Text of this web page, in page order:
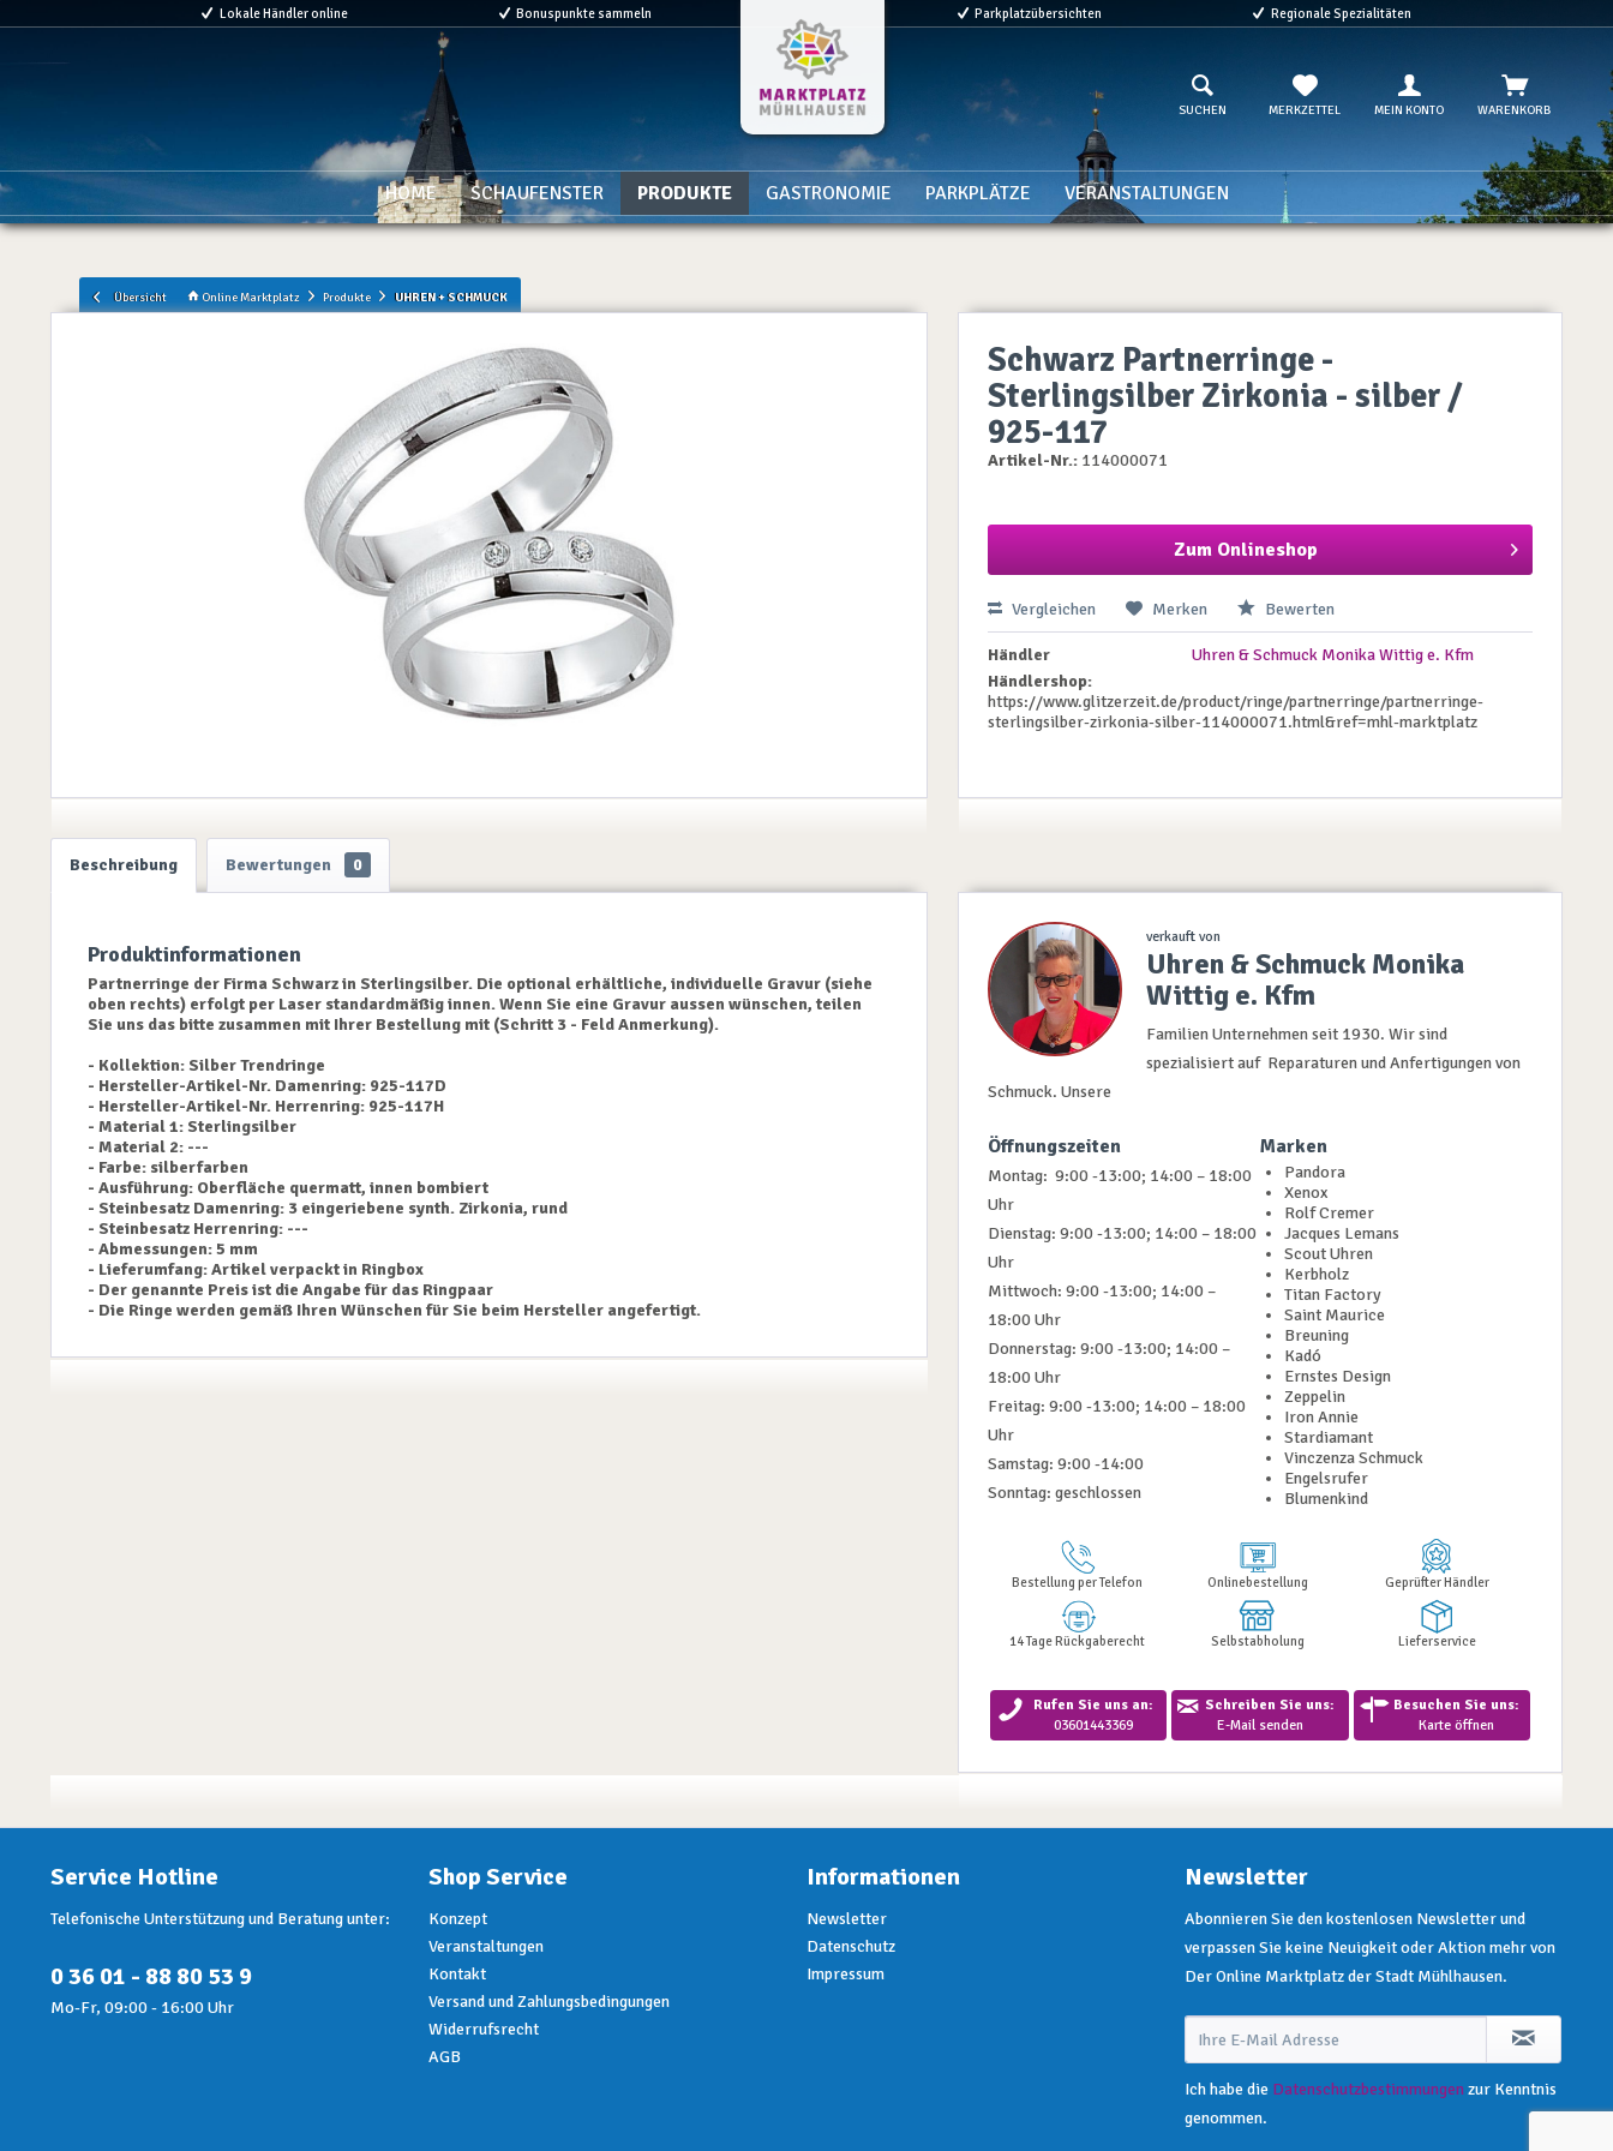
Lokale Händler online Bonuspunkte sammeln Parkplatzübersichten Regionale Spezialitäten
SUCHEN MERKZETTEL MEIN KONTO WARENKORB
HOME SCHAUFENSTER PRODUKTE GASTRONOMIE PARKPLÄTZE VERANSTALTUNGEN
Übersicht Online Marktplatz Produkte UHREN + SCHMUCK
Schwarz Partnerringe -
Sterlingsilber Zirkonia - silber /
925-117
Artikel-Nr.: 114000071
Zum Onlineshop
Vergleichen Merken Bewerten
Händler
Uhren & Schmuck Monika Wittig e. Kfm
Händlershop:
https://www.glitzerzeit.de/product/ringe/partnerringe/partnerringe-
sterlingsilber-zirkonia-silber-114000071.html&ref=mhl-marktplatz
Beschreibung Bewertungen 0
Produktinformationen
Partnerringe der Firma Schwarz in Sterlingsilber. Die optional erhältliche, individuelle Gravur (siehe
oben rechts) erfolgt per Laser standardmäßig innen. Wenn Sie eine Gravur aussen wünschen, teilen
Sie uns das bitte zusammen mit Ihrer Bestellung mit (Schritt 3 - Feld Anmerkung).
- Kollektion: Silber Trendringe
- Hersteller-Artikel-Nr. Damenring: 925-117D
- Hersteller-Artikel-Nr. Herrenring: 925-117H
- Material 1: Sterlingsilber
- Material 2: ---
- Farbe: silberfarben
- Ausführung: Oberfläche quermatt, innen bombiert
- Steinbesatz Damenring: 3 eingeriebene synth. Zirkonia, rund
- Steinbesatz Herrenring: ---
- Abmessungen: 5 mm
- Lieferumfang: Artikel verpackt in Ringbox
- Der genannte Preis ist die Angabe für das Ringpaar
- Die Ringe werden gemäß Ihren Wünschen für Sie beim Hersteller angefertigt.
verkauft von
Uhren & Schmuck Monika
Wittig e. Kfm
Familien Unternehmen seit 1930. Wir sind
spezialisiert auf Reparaturen und Anfertigungen von
Schmuck. Unsere
Öffnungszeiten
Montag: 9:00 -13:00; 14:00 – 18:00
Uhr
Dienstag: 9:00 -13:00; 14:00 – 18:00
Uhr
Mittwoch: 9:00 -13:00; 14:00 –
18:00 Uhr
Donnerstag: 9:00 -13:00; 14:00 –
18:00 Uhr
Freitag: 9:00 -13:00; 14:00 – 18:00
Uhr
Samstag: 9:00 -14:00
Sonntag: geschlossen
Marken
Pandora
Xenox
Rolf Cremer
Jacques Lemans
Scout Uhren
Kerbholz
Titan Factory
Saint Maurice
Breuning
Kadó
Ernstes Design
Zeppelin
Iron Annie
Stardiamant
Vinczenza Schmuck
Engelsrufer
Blumenkind
Bestellung per Telefon Onlinebestellung Geprüfter Händler
14 Tage Rückgaberecht Selbstabholung Lieferservice
Rufen Sie uns an:
03601443369
Schreiben Sie uns:
E-Mail senden
Besuchen Sie uns:
Karte öffnen
Service Hotline
Telefonische Unterstützung und Beratung unter:
0 36 01 - 88 80 53 9
Mo-Fr, 09:00 - 16:00 Uhr
Shop Service
Konzept
Veranstaltungen
Kontakt
Versand und Zahlungsbedingungen
Widerrufsrecht
AGB
Informationen
Newsletter
Datenschutz
Impressum
Newsletter
Abonnieren Sie den kostenlosen Newsletter und
verpassen Sie keine Neuigkeit oder Aktion mehr von
Der Online Marktplatz der Stadt Mühlhausen.
Ich habe die Datenschutzbestimmungenzur Kenntnis
genommen.